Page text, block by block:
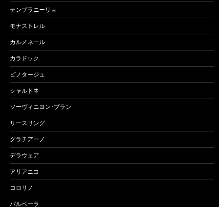
テンプラニーリョ
モナストレル
カルメネール
カラドック
ピノタージュ
シャルドネ
ソーヴィニヨン･ブラン
リースリング
グラチアーノ
デラウェア
アリアニコ
コロリノ
バルベーラ